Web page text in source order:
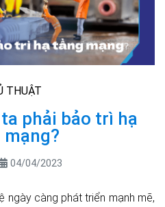
THUẬT
phải bảo trì hạ
04/04/2023
ngày càng phát triển mạnh mẽ,